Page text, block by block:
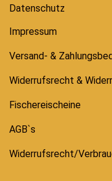
Datenschutz
Impressum
Versand- &
Widerrufsrecht &
Fischereischeine
AGB`s
Widerrufsrecht/